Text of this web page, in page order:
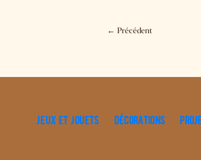
← Précédent
Jeux et Jouets Décorations